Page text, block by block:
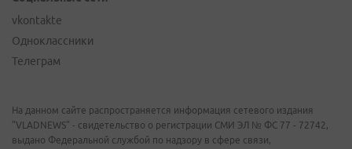
vkontakte
Одноклассники
Телеграм
На данном сайте распространяется информация сетевого издания
"VLADNEWS" - свидетельство о регистрации СМИ ЭЛ № ФС 77 - 72742,
выдано Федеральной службой по надзору в сфере связи,